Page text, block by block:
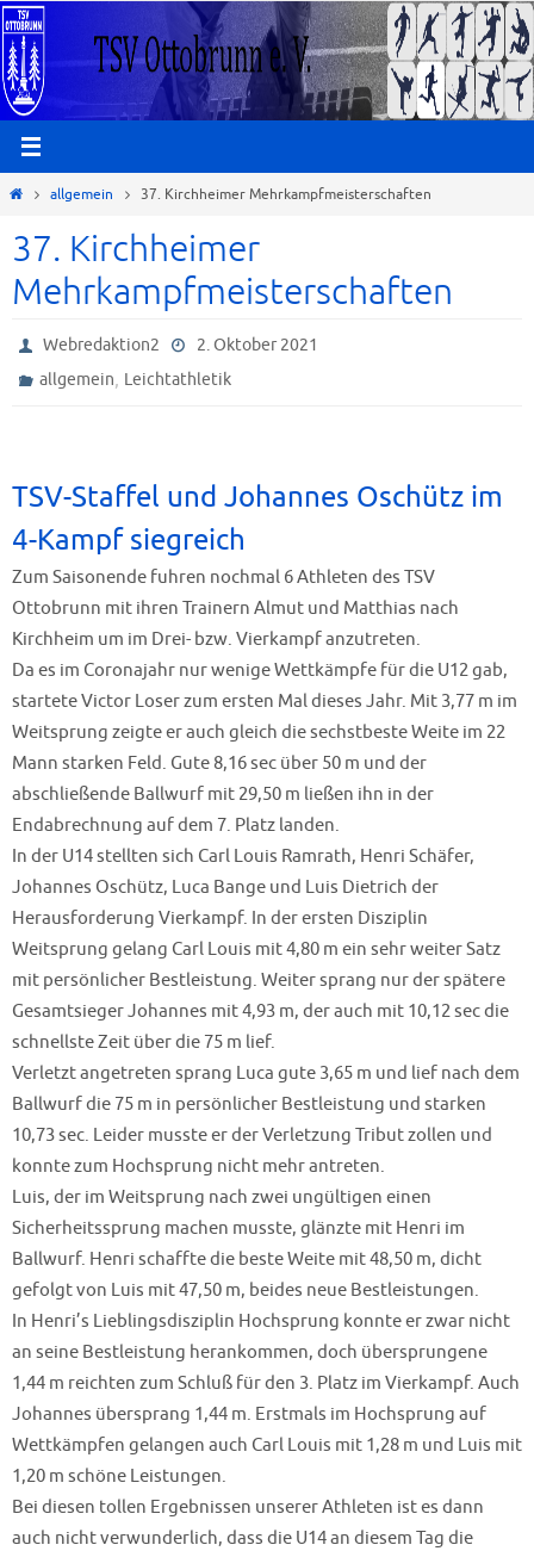
Zum
Inhalt
springen
Startallgemein 37. Kirchheimer Mehrkampfmeisterschaften
37. Kirchheimer
Mehrkampfmeisterschaften
Webredaktion2
2. Oktober 2021
allgemein, Leichtathletik
TSV-Staffel und Johannes Oschütz im
4-Kampf siegreich
Zum Saisonende fuhren nochmal 6 Athleten des TSV
Ottobrunn mit ihren Trainern Almut und Matthias nach
Kirchheim um im Drei- bzw. Vierkampf anzutreten.
Da es im Coronajahr nur wenige Wettkämpfe für die U12 gab,
startete Victor Loser zum ersten Mal dieses Jahr. Mit 3,77 m im
Weitsprung zeigte er auch gleich die sechstbeste Weite im 22
Mann starken Feld. Gute 8,16 sec über 50 m und der
abschließende Ballwurf mit 29,50 m ließen ihn in der
Endabrechnung auf dem 7. Platz landen.
In der U14 stellten sich Carl Louis Ramrath, Henri Schäfer,
Johannes Oschütz, Luca Bange und Luis Dietrich der
Herausforderung Vierkampf. In der ersten Disziplin
Weitsprung gelang Carl Louis mit 4,80 m ein sehr weiter Satz
mit persönlicher Bestleistung. Weiter sprang nur der spätere
Gesamtsieger Johannes mit 4,93 m, der auch mit 10,12 sec die
schnellste Zeit über die 75 m lief.
Verletzt angetreten sprang Luca gute 3,65 m und lief nach dem
Ballwurf die 75 m in persönlicher Bestleistung und starken
10,73 sec. Leider musste er der Verletzung Tribut zollen und
konnte zum Hochsprung nicht mehr antreten.
Luis, der im Weitsprung nach zwei ungültigen einen
Sicherheitssprung machen musste, glänzte mit Henri im
Ballwurf. Henri schaffte die beste Weite mit 48,50 m, dicht
gefolgt von Luis mit 47,50 m, beides neue Bestleistungen.
In Henri’s Lieblingsdisziplin Hochsprung konnte er zwar nicht
an seine Bestleistung herankommen, doch übersprungene
1,44 m reichten zum Schluß für den 3. Platz im Vierkampf. Auch
Johannes übersprang 1,44 m. Erstmals im Hochsprung auf
Wettkämpfen gelangen auch Carl Louis mit 1,28 m und Luis mit
1,20 m schöne Leistungen.
Bei diesen tollen Ergebnissen unserer Athleten ist es dann
auch nicht verwunderlich, dass die U14 an diesem Tag die